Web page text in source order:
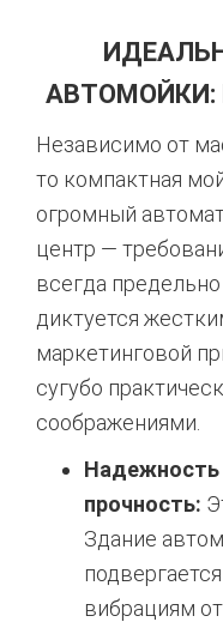
АВТОМОЙКИ:
Независимо от
то компактная
огромный
центр —
всегда
диктуется
маркетинговой
сугубо
соображениями.
Надежность
прочность:
Здание
вибрациям